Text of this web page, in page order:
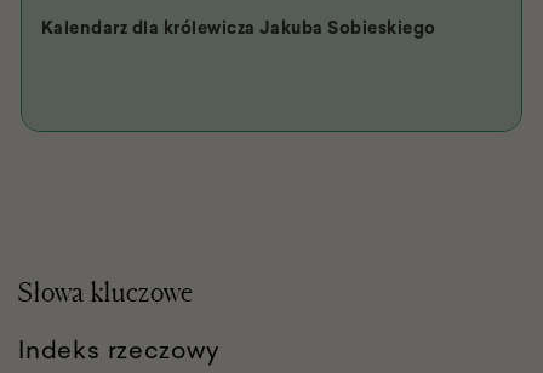
Kalendarz dla królewicza Jakuba Sobieskiego
Słowa kluczowe
Indeks rzeczowy